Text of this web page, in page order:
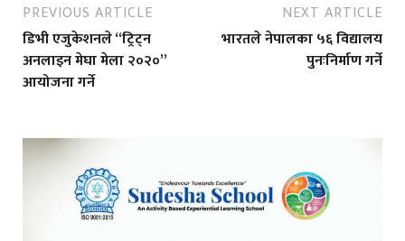
PREVIOUS ARTICLE
डिभी एजुकेशनले “ट्रिट्न
अनलाइन मेघा मेला २०२०”
आयोजना गर्ने
NEXT ARTICLE
भारतले नेपालका ५६ विद्यालय
पुनःनिर्माण गर्ने